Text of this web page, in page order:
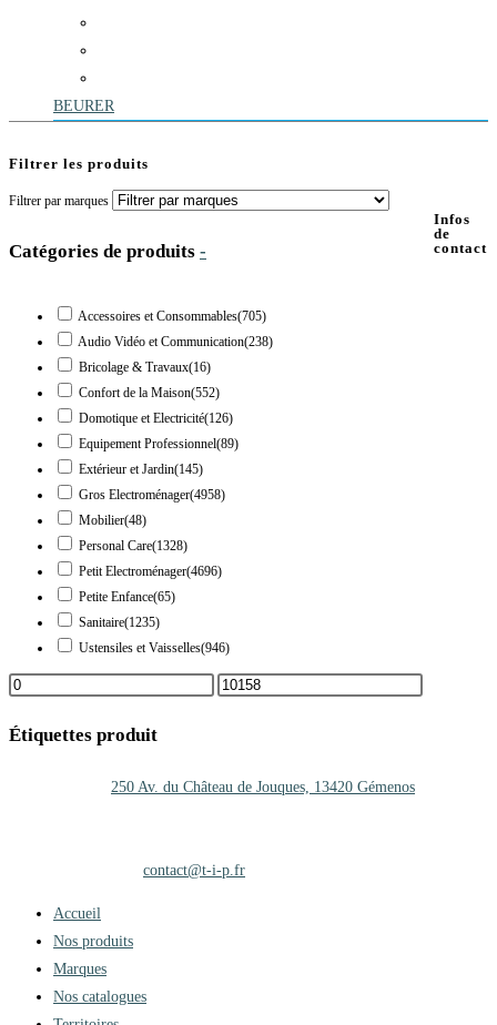
BEURER
Filtrer les produits
Filtrer par marques
Catégories de produits -
Accessoires et Consommables(705)
Audio Vidéo et Communication(238)
Bricolage & Travaux(16)
Confort de la Maison(552)
Domotique et Electricité(126)
Equipement Professionnel(89)
Extérieur et Jardin(145)
Gros Electroménager(4958)
Mobilier(48)
Personal Care(1328)
Petit Electroménager(4696)
Petite Enfance(65)
Sanitaire(1235)
Ustensiles et Vaisselles(946)
Étiquettes produit
Infos
de
contact
250 Av. du Château de Jouques, 13420 Gémenos
contact@t-i-p.fr
Accueil
Nos produits
Marques
Nos catalogues